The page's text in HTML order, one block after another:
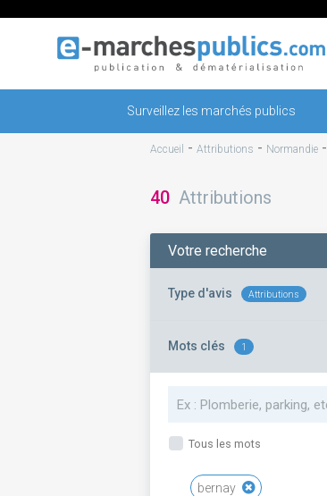
Surveillez les marchés publics
Accueil - Attributions - Normandie -
40 Attributions
Votre recherche
Type d'avis Attributions
Mots clés 1
Tous les mots
bernay